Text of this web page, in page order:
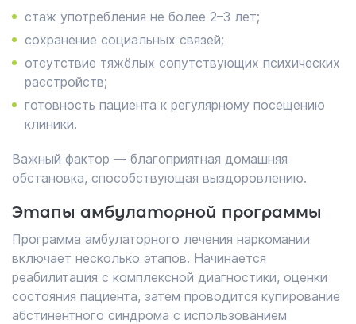
стаж употребления не более 2–3 лет;
сохранение социальных связей;
отсутствие тяжёлых сопутствующих психических
расстройств;
готовность пациента к регулярному посещению
клиники.
Важный фактор — благоприятная домашняя
обстановка, способствующая выздоровлению.
Этапы амбулаторной программы
Программа амбулаторного лечения наркомании
включает несколько этапов. Начинается
реабилитация с комплексной диагностики, оценки
состояния пациента, затем проводится купирование
абстинентного синдрома с использованием